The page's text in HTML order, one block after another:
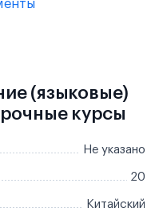
(языковые)
курсы
Не указано
20
Китайский